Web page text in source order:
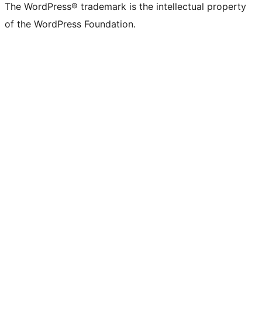
The WordPress® trademark is the intellectual property
of the WordPress Foundation.